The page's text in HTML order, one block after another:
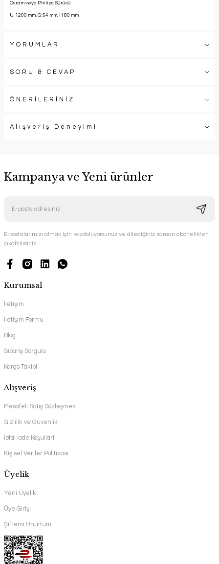
Osram veya Philips Sürücü
U: 1200 mm, G: 54 mm, H 80 mm
YORUMLAR
SORU & CEVAP
ÖNERİLERİNİZ
Alışveriş Deneyimi
Kampanya ve Yeni ürünler
E-postalarımızı almak için kaydoluyorsunuz ve dilediğiniz zaman abonelikten
çıkabilirsiniz.
Kurumsal
İletişim
İletişim Formu
Blog
Sipariş Sorgula
Kargo Takibi
Alışveriş
Mesafeli Satış Sözleşmesi
Gizlilik ve Güvenlik
İptal İade Koşullari
Kişisel Veriler Politikası
Üyelik
Yeni Üyelik
Üye Girişi
Şifremi Unuttum